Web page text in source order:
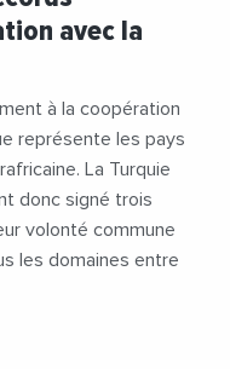
avec la
à la coopération
représente les pays
La Turquie
donc signé trois
volonté commune
les domaines entre